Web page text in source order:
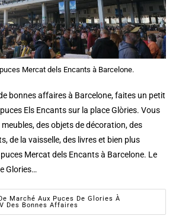
Mercat dels Encants à Barcelone.
bonnes affaires à Barcelone, faites un petit
Els Encants sur la place Glòries. Vous
des objets de décoration, des
de la vaisselle, des livres et bien plus
Mercat dels Encants à Barcelone. Le
Glories…
Marché Aux Puces De Glories À
Des Bonnes Affaires